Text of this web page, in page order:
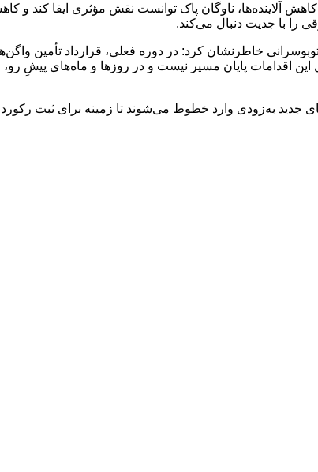
ناوگان پاک توانست نقش مؤثری ایفا کند و
را با جدیت دنبال می‌کند.
اقدامات پایان مسیر نیست و در روزها و ماه‌های پیشِ
جدید به‌زودی وارد خطوط می‌شوند تا زمینه برای ثبت